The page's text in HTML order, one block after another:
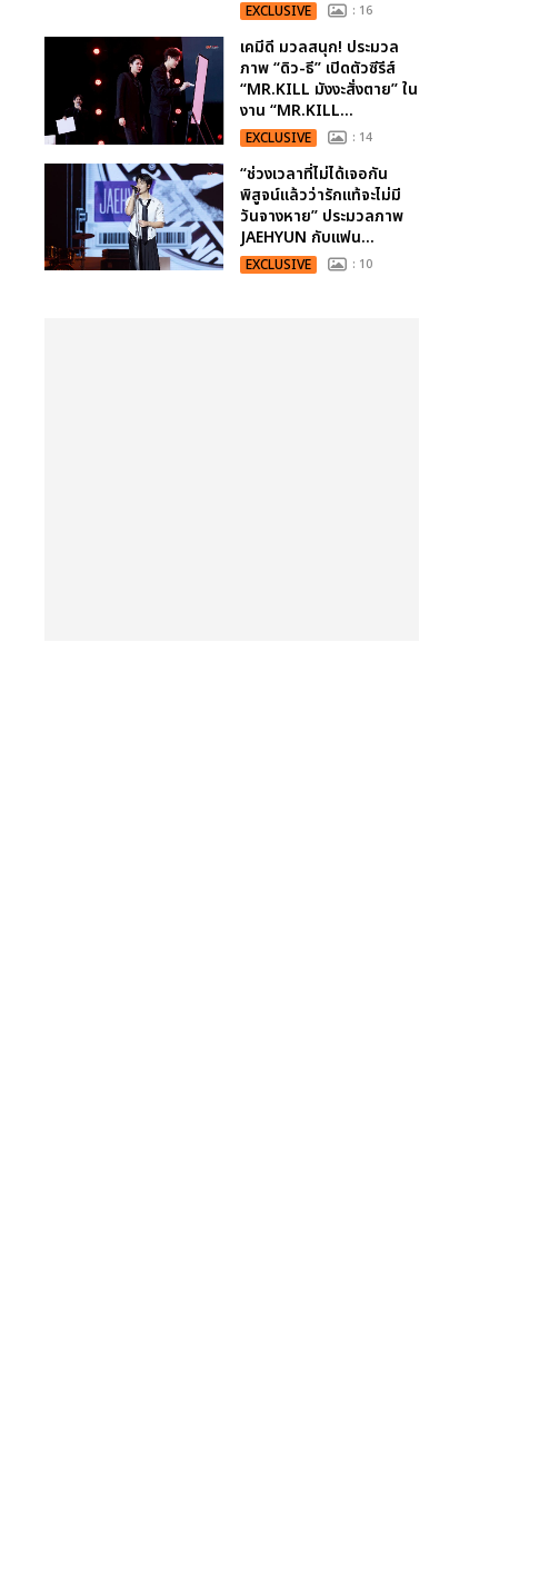
EXCLUSIVE : 16
เคมีดี มวลสนุก! ประมวล
ภาพ “ดิว-ธี” เปิดตัวซีรีส์
“MR.KILL มังงะสั่งตาย” ใน
งาน “MR.KILL...
EXCLUSIVE : 14
“ช่วงเวลาที่ไม่ได้เจอกัน
พิสูจน์แล้วว่ารักแท้จะไม่มี
วันจางหาย” ประมวลภาพ
JAEHYUN กับแฟน...
EXCLUSIVE : 10